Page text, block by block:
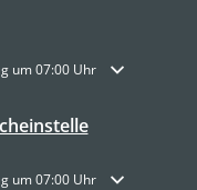
auszublenden
um 07:00 Uhr
auszublenden
um 07:00 Uhr